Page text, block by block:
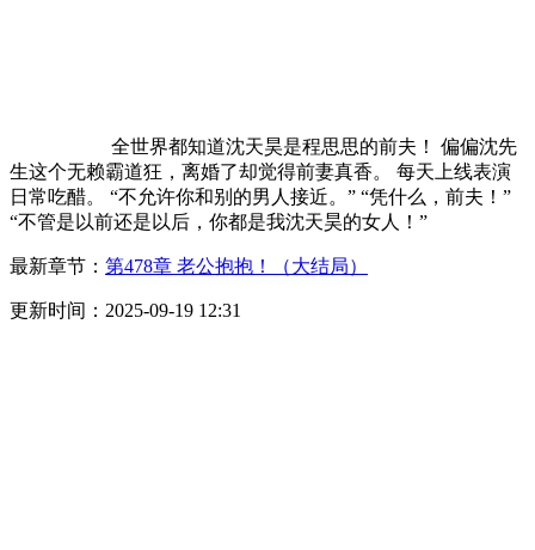
全世界都知道沈天昊是程思思的前夫！ 偏偏沈先
生这个无赖霸道狂，离婚了却觉得前妻真香。 每天上线表演
日常吃醋。 “不允许你和别的男人接近。” “凭什么，前夫！”
“不管是以前还是以后，你都是我沈天昊的女人！”
最新章节： 第478章 老公抱抱！（大结局）
更新时间：2025-09-19 12:31